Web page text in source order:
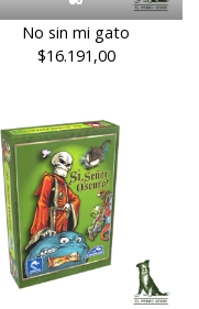
No sin mi gato
$16.191,00